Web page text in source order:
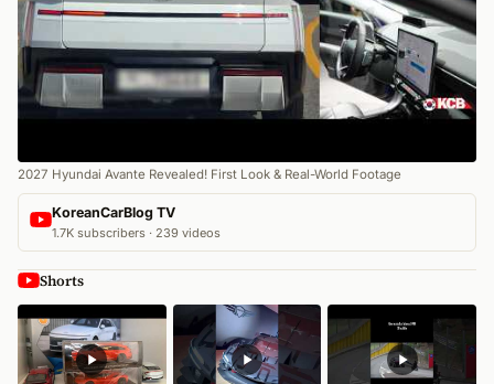
2027 Hyundai Avante Revealed! First Look & Real-World Footage
KoreanCarBlog TV
1.7K subscribers · 239 videos
Shorts